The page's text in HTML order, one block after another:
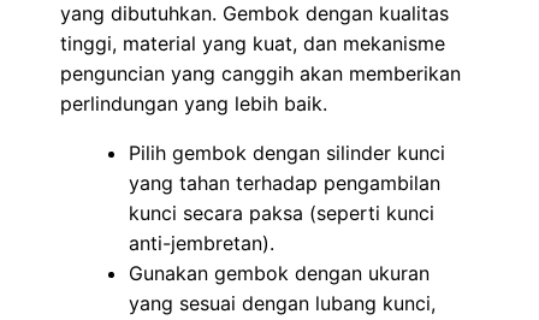
yang dibutuhkan. Gembok dengan kualitas
tinggi, material yang kuat, dan mekanisme
penguncian yang canggih akan memberikan
perlindungan yang lebih baik.
Pilih gembok dengan silinder kunci
yang tahan terhadap pengambilan
kunci secara paksa (seperti kunci
anti-jembretan).
Gunakan gembok dengan ukuran
yang sesuai dengan lubang kunci,